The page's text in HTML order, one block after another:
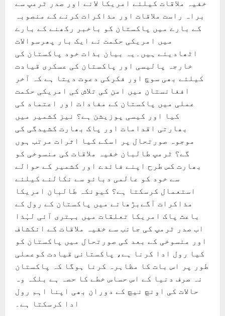
خفیہ ملاقات کیلئے امریکا لانے اور صدر ٹرمپ سے
براہ راست ملاقات اور مذاکرات کرنے کے منصوبہ
کے بارے میں پاکستان کو باخبر رکھنے کے بارے
میں امریکی حکمت نے ایک بار پھرسوالات
اٹھادیئے ہیں۔یہ بیان بذات خود پاکستان کی
خارجہ پالیسی اور پاکستان کی عسکری قیادت
کیلئے بھی سوچ اور فکرکی دعوت دیتا ہے کہ آخر
افغانستان میں امن کی تلاش کی امریکی حکمت
عملی میں پاکستان کے مفادات اور اعتماد کی
کیا اور کیسی پوزیشن ہے؟ نیز کشمیر میں
بھارتی اقدامات اور پاک بھارت کشیدگی کی
موجوہ صورتحال پر اسکے کیا اثرات مرتب ہوں
گے؟ ٹرمپ طالبان خفیہ ملاقات کی منسوخی کو
بھارت کس طرح اپنے فائدے اور کشمیر کے حوالے
سے خود کو عالمی دبائو سے نکالنے کیلئے
استعمال کرسکتا ہے؟ کیونکہ طالبان امریکا
مذاکرات آگےبڑھانے میں پاکستان کے رول کے
باعث پاک امریکا تعلقات میں بہتری آئی لہٰذا
اب صدر ٹرمپ کی جانب سے خفیہ ملاقات کے انکشاف
اور منسوخی کے بعد کی صورتحال میں پاکستان کو
کیا رول ادا کرنا ہے، پاکستانی قیادت کوعملی
طور پر اس بات کا مظاہرہ کرنا ہوگا کہ پاکستان
نہ صرف دنیا کے اس حساس خطے کا حصہ ہے بلکہ وہ
حالات کی اونچ نیچ کے دوران بھی اپنا اہم رول
ادا کرسکتا ہے۔